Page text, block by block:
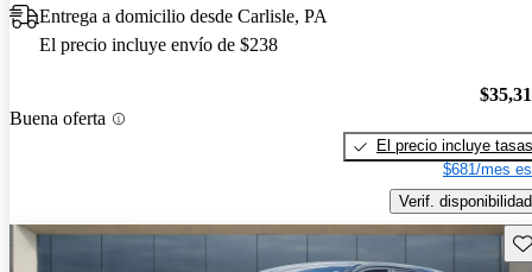
Entrega a domicilio desde Carlisle, PA
El precio incluye envío de $238
Buena oferta
El precio incluye tasas
$681/mes
Verif. disponibilidad